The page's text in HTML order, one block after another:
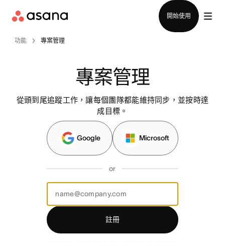
開始使用
功能 專案管理
專案管理
從頭到尾追蹤工作，讓每個團隊都能維持同步，並按時達
成目標。
Google Microsoft
or
註冊